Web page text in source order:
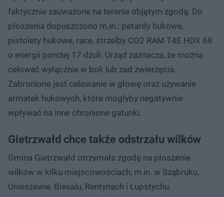
faktycznie zauważone na terenie objętym zgodą. Do
płoszenia dopuszczono m.in.: petardy hukowe,
pistolety hukowe, race, strzelby CO2 RAM T4E HDX 68
o energii poniżej 17 dżuli. Urząd zaznacza, że można
celować wyłącznie w bok lub zad zwierzęcia.
Zabronione jest celowanie w głowę oraz używanie
armatek hukowych, które mogłyby negatywnie
wpływać na inne chronione gatunki.
Gietrzwałd chce także odstrzału wilków
Gmina Gietrzwałd otrzymała zgodę na płoszenie
wilków w kilku miejscowościach, m.in. w Sząbruku,
Unieszewie, Biesalu, Rentynach i Łupstychu.